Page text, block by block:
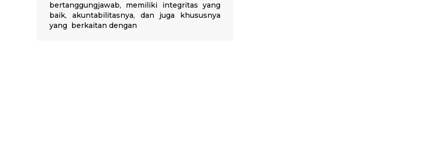
bertanggungjawab, memiliki integritas yang
baik, akuntabilitasnya, dan juga khususnya
yang berkaitan dengan